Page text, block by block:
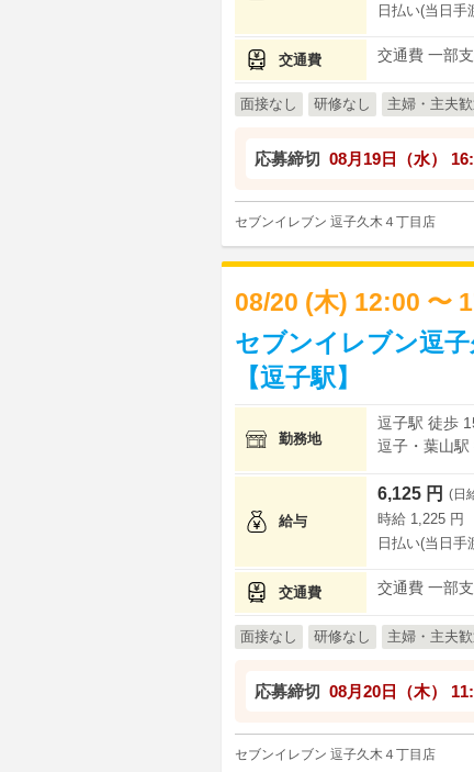
日払い(当日手
交通費 交通費 一部
面接なし 研修なし 主婦・主夫
応募締切 08月19日（水）
セブンイレブン 逗子久木４丁目店
08/20 (木) 12:00 〜
セブンイレブン逗
【逗子駅】
勤務地
逗子駅 徒歩
逗子・葉山駅
給与
6,125 円 (日
時給 1,225 円
日払い(当日手
交通費 交通費 一部
面接なし 研修なし 主婦・主夫
応募締切 08月20日（木）
セブンイレブン 逗子久木４丁目店